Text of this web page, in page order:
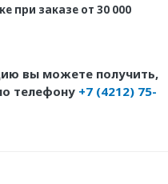
при заказе от 30 000
вы можете получить,
телефону +7 (4212) 75-